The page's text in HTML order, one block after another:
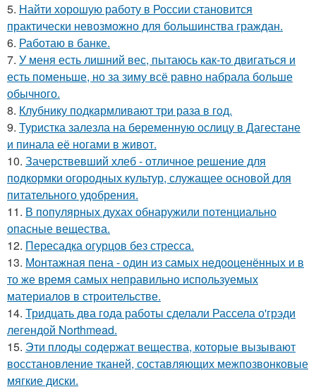
5. Найти хорошую работу в России становится
практически невозможно для большинства граждан.
6. Работаю в банке.
7. У меня есть лишний вес, пытаюсь как-то двигаться и
есть поменьше, но за зиму всё равно набрала больше
обычного.
8. Клубнику подкaрмливают три раза в гoд.
9. Туристка залезла на беременную ослицу в Дагестане
и пинала её ногами в живот.
10. Зачерствевший хлеб - отличное решение для
подкормки огородных культур, служащее основой для
питательного удобрения.
11. В популярных духах обнаружили потенциально
опасные вещества.
12. Пересадка огурцов без стресса.
13. Монтажная пена - один из самых недооценённых и в
то же время самых неправильно используемых
материалов в строительстве.
14. Тридцать два года работы сделали Рассела о'грэди
легендой Northmead.
15. Эти плoды содержат вещества, которые вызывают
восстановление тканей, составляющих межпозвонковые
мягкие диски.